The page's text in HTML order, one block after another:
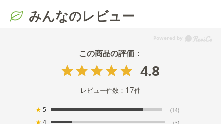
みんなのレビュー
4.8
レビュー件数： 17件
★ 5 (14)
★ 4 (3)